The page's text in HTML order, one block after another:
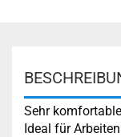
Sehr
Ideal für